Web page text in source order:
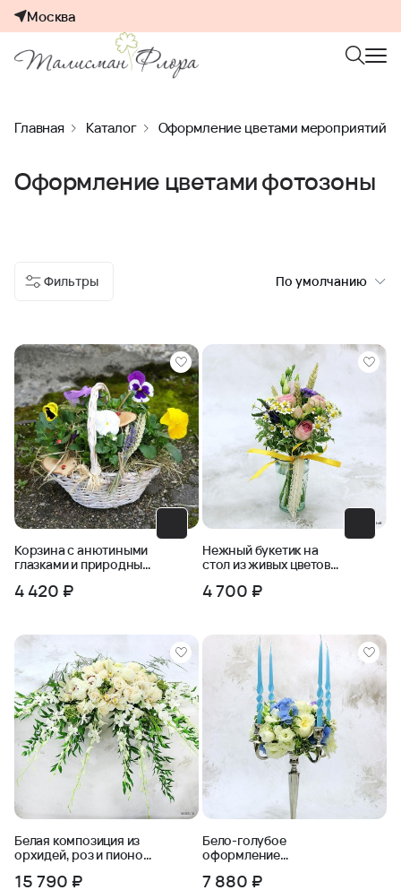
Москва
Главная Каталог Оформление цветами мероприятий
Оформление цветами фотозоны
Фильтры По умолчанию
Корзина с анютиными
глазками и природным
4 420 ₽
Нежный букетик на
стол из живых цветов в
4 700 ₽
Белая композиция из
орхидей, роз и пионов
15 790 ₽
Бело-голубое
оформление
гортензии и роз
7 880 ₽